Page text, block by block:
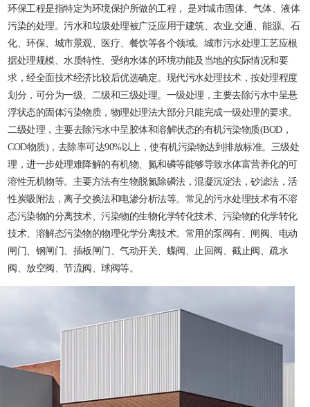
环保工程是指特定为环境保护所做的工程， 是对城市固体、气体、液体
污染的处理。污水和垃圾处理被广泛应用于建筑、农业,交通、能源、石
化、环保、城市景观、医疗、餐饮等各个领域。城市污水处理工艺应根
据处理规模、水质特性、受纳水体的环境功能及当地的实际情况和要
求，经全面技术经济比较后优选确定。现代污水处理技术，按处理程度
划分，可分为一级、二级和三级处理。一级处理，主要去除污水中呈悬
浮状态的固体污染物质，物理处理法大部分只能完成一级处理的要求。
二级处理，主要去除污水中呈胶体和溶解状态的有机污染物质(BOD，
COD物质)，去除率可达90%以上，使有机污染物达到排放标准。三级处
理，进一步处理难降解的有机物、氮和磷等能够导致水体富营养化的可
溶性无机物等。主要方法有生物脱氮除磷法，混凝沉淀法，砂滤法，活
性炭吸附法，离子交换法和电渗分析法等。常见的污水处理技术有不溶
态污染物的分离技术、污染物的生物化学转化技术、污染物的化学转化
技术、溶解态污染物的物理化学分离技术。常用的泵阀有、闸阀、电动
闸门、钢闸门、插板闸门、气动开关、蝶阀、止回阀、截止阀、疏水
阀、放空阀、节流阀、球阀等。